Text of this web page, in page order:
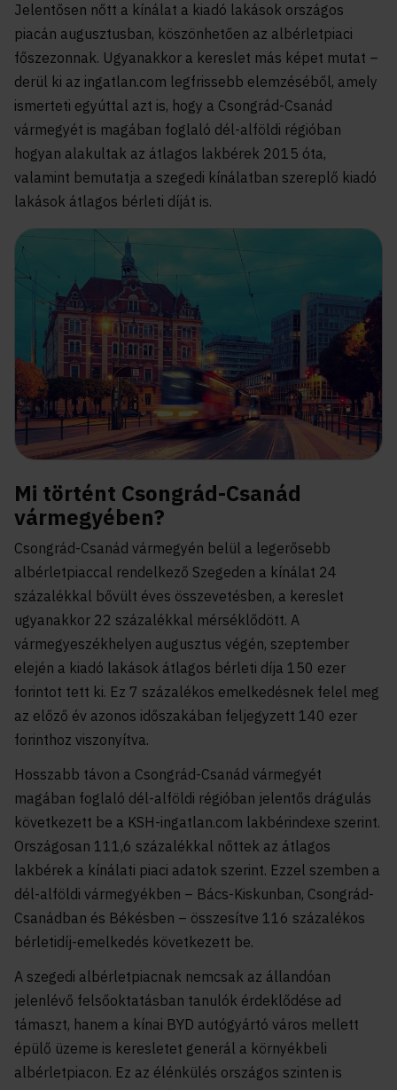
Jelentősen nőtt a kínálat a kiadó lakások országos
piacán augusztusban, köszönhetően az albérletpiaci
főszezonnak. Ugyanakkor a kereslet más képet mutat –
derül ki az ingatlan.com legfrissebb elemzéséből, amely
ismerteti egyúttal azt is, hogy a Csongrád-Csanád
vármegyét is magában foglaló dél-alföldi régióban
hogyan alakultak az átlagos lakbérek 2015 óta,
valamint bemutatja a szegedi kínálatban szereplő kiadó
lakások átlagos bérleti díját is.
Mi történt Csongrád-Csanád
vármegyében?
Csongrád-Csanád vármegyén belül a legerősebb
albérletpiaccal rendelkező Szegeden a kínálat 24
százalékkal bővült éves összevetésben, a kereslet
ugyanakkor 22 százalékkal mérséklődött. A
vármegyeszékhelyen augusztus végén, szeptember
elején a kiadó lakások átlagos bérleti díja 150 ezer
forintot tett ki. Ez 7 százalékos emelkedésnek felel meg
az előző év azonos időszakában feljegyzett 140 ezer
forinthoz viszonyítva.
Hosszabb távon a Csongrád-Csanád vármegyét
magában foglaló dél-alföldi régióban jelentős drágulás
következett be a KSH-ingatlan.com lakbérindexe szerint.
Országosan 111,6 százalékkal nőttek az átlagos
lakbérek a kínálati piaci adatok szerint. Ezzel szemben a
dél-alföldi vármegyékben – Bács-Kiskunban, Csongrád-
Csanádban és Békésben – összesítve 116 százalékos
bérletidíj-emelkedés következett be.
A szegedi albérletpiacnak nemcsak az állandóan
jelenlévő felsőoktatásban tanulók érdeklődése ad
támaszt, hanem a kínai BYD autógyártó város mellett
épülő üzeme is keresletet generál a környékbeli
albérletpiacon. Ez az élénkülés országos szinten is